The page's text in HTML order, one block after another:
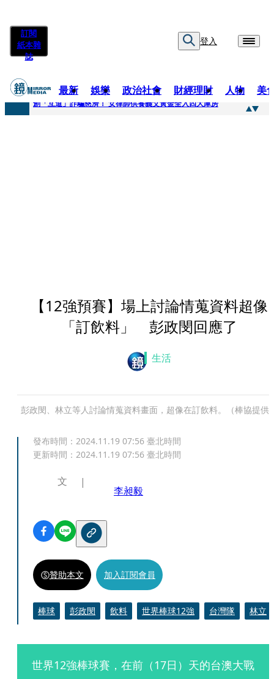
訂閱
紙本雜
誌
登入
最新 娛樂 政治社會 財經理財 人物 美
快訊
創「互道」詐騙慈濟！ 女律師供養義父黃金全入四大庫房
【12強預賽】場上討論情蒐資料超像
「訂飲料」 彭政閔回應了
生活
彭政閔、林立等人討論情蒐資料畫面，超像在訂飲料。（棒協提供
發布時間： 2024.11.19 07:56 臺北時間
更新時間： 2024.11.19 07:56 臺北時間
文
李昶毅
贊助本文 加入訂閱會員
棒球 彭政閔 飲料 世界棒球12強 台灣隊 林立
世界12強棒球賽，在前（17日）天的台澳大戰